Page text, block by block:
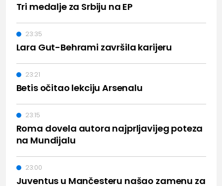
Tri medalje za Srbiju na EP
Lara Gut-Behrami završila karijeru
23:35
Betis očitao lekciju Arsenalu
23:21
Roma dovela autora najprljavijeg poteza
na Mundijalu
23:15
Juventus u Mančesteru našao zamenu za
23:00